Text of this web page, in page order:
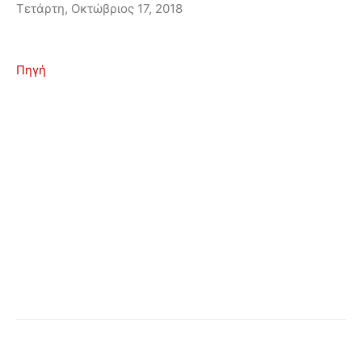
Τετάρτη, Οκτώβριος 17, 2018
Πηγή